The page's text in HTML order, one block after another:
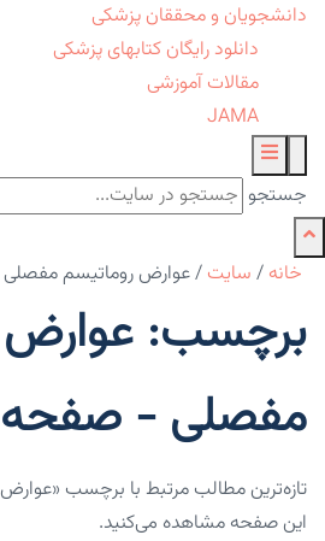
دانشجویان و محققان پزشکی
دانلود رایگان کتابهای پزشکی
مقالات آموزشی
JAMA
جستجو
خانه / سایت /عوارض روماتیسم مفصلی
برچسب: عوارض
مفصلی - صفحه 1
تازه‌ترین مطالب مرتبط با برچسب
این صفحه مشاهده می‌کنید.